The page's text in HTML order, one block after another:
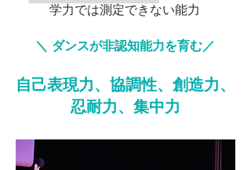
学力では測定できない能力
＼ ダンスが非認知能力を育む／
自己表現力、協調性、創造力、
忍耐力、集中力